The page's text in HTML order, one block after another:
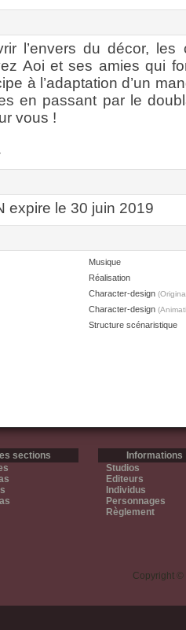
l’envers du décor,
Aoi et ses amies qui
à l’adaptation d’un
en passant par le
vous !
expire le 30 juin 2019
Musique
Réalisation
Character-design
Character-design
Structure scénaristique
sections
Informations
Studios
Editeurs
Individus
Personnages
Règlement
Copyright ©